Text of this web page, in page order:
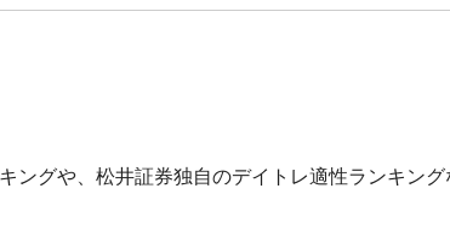
ングや、松井証券独自のデイトレ適性ランキング